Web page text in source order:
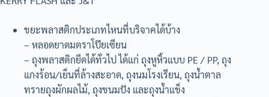
ขยะพลาสติกประเภทไหนที่บริจาคได้บ้าง
– หลอดยาดมตราโป๊ยเซียน
– ถุงพลาสติกยืดได้ทั่วไป ได้แก่ ถุงหูหิ้วแบบ PE / PP, ถุง
แกงร้อน/เย็นที่ล้างสะอาด, ถุงนมโรงเรียน, ถุงน้ำตาล
ทรายถุงผักผลไม้, ถุงขนมปัง และถุงน้ำแข็ง